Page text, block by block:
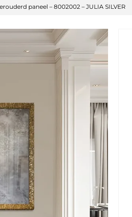
paneel – 8002002 – JULIA SILVER